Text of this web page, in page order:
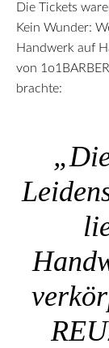
Die Tickets
Kein Wunder:
Handwerk auf
von
brachte: